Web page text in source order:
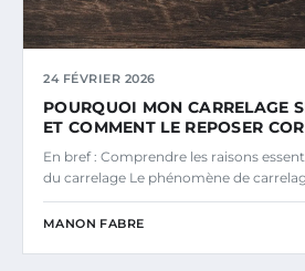
24 FÉVRIER 2026
POURQUOI MON CARRELAGE
ET COMMENT LE REPOSER
En bref : Comprendre les raisons
du carrelage Le phénomène de
MANON FABRE